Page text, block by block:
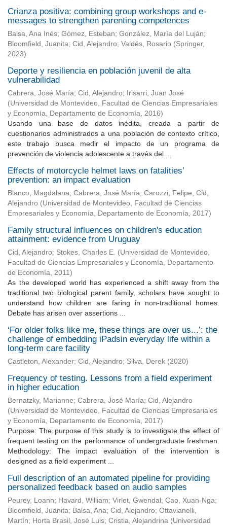
Crianza positiva: combining group workshops and e-
messages to strengthen parenting competences
Balsa, Ana Inés; Gómez, Esteban; González, María del Luján;
Bloomfield, Juanita; Cid, Alejandro; Valdés, Rosario (Springer,
2023)
Deporte y resiliencia en población juvenil de alta
vulnerabilidad
Cabrera, José María; Cid, Alejandro;
Irisarri, Juan José
(Universidad de Montevideo, Facultad de Ciencias Empresariales
y Economía, Departamento de Economía, 2016)
Usando una base de datos inédita, creada a partir de
cuestionarios administrados a una población de contexto crítico,
este trabajo busca medir el impacto de un programa de
prevención de violencia adolescente a través del ...
Effects of motorcycle helmet laws on fatalities’
prevention: an impact evaluation
Blanco, Magdalena; Cabrera, José María; Carozzi, Felipe; Cid,
Alejandro (Universidad de Montevideo, Facultad de Ciencias
Empresariales y Economía, Departamento de Economía, 2017)
Family structural influences on children's education
attainment: evidence from Uruguay
Cid, Alejandro; Stokes, Charles E. (Universidad de Montevideo,
Facultad de Ciencias Empresariales y Economía, Departamento
de Economía, 2011)
As the developed world has experienced a shift away from the
traditional two biological parent family, scholars have sought to
understand how children are faring in non-traditional homes.
Debate has arisen over assertions ...
‘For older folks like me, these things are over us...’: the
challenge of embedding iPadsin everyday life within a
long-term care facility
Castleton, Alexander; Cid, Alejandro; Silva, Derek (2020)
Frequency of testing. Lessons from a field experiment
in higher education
Bernatzky, Marianne; Cabrera, José María; Cid, Alejandro
(Universidad de Montevideo, Facultad de Ciencias Empresariales
y Economía, Departamento de Economía, 2017)
Purpose: The purpose of this study is to investigate the effect of
frequent testing on the performance of undergraduate freshmen.
Methodology: The impact evaluation of the intervention is
designed as a field experiment ...
Full description of an automated pipeline for providing
personalized feedback based on audio samples
Peurey, Loann; Havard, William; Virlet, Gwendal ; Cao, Xuan-Nga;
Bloomfield, Juanita; Balsa, Ana; Cid, Alejandro; Ottavianelli,
Martín; Horta Brasil, José Luis; Cristia, Alejandrina (Universidad